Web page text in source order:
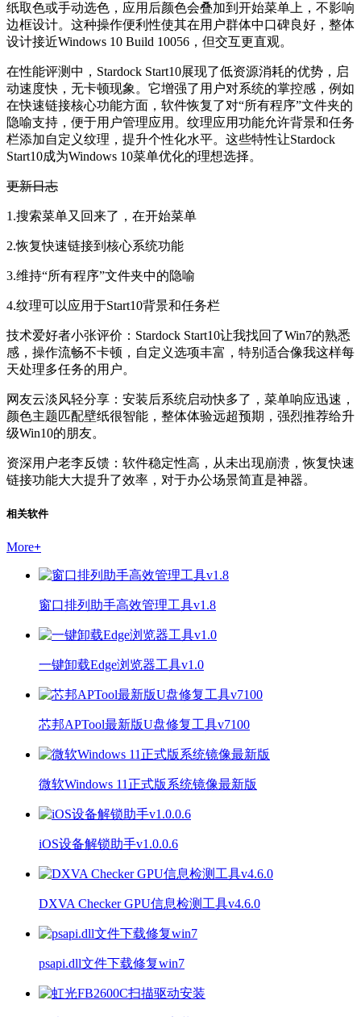
纸取色或手动选色，应用后颜色会叠加到开始菜单上，不影响
边框设计。这种操作便利性使其在用户群体中口碑良好，整体
设计接近Windows 10 Build 10056，但交互更直观。
在性能评测中，Stardock Start10展现了低资源消耗的优势，启
动速度快，无卡顿现象。它增强了用户对系统的掌控感，例如
在快速链接核心功能方面，软件恢复了对“所有程序”文件夹的
隐喻支持，便于用户管理应用。纹理应用功能允许背景和任务
栏添加自定义纹理，提升个性化水平。这些特性让Stardock
Start10成为Windows 10菜单优化的理想选择。
更新日志
1.搜索菜单又回来了，在开始菜单
2.恢复快速链接到核心系统功能
3.维持“所有程序”文件夹中的隐喻
4.纹理可以应用于Start10背景和任务栏
技术爱好者小张评价：Stardock Start10让我找回了Win7的熟悉
感，操作流畅不卡顿，自定义选项丰富，特别适合像我这样每
天处理多任务的用户。
网友云淡风轻分享：安装后系统启动快多了，菜单响应迅速，
颜色主题匹配壁纸很智能，整体体验远超预期，强烈推荐给升
级Win10的朋友。
资深用户老李反馈：软件稳定性高，从未出现崩溃，恢复快速
链接功能大大提升了效率，对于办公场景简直是神器。
相关软件
More+
窗口排列助手高效管理工具v1.8
一键卸载Edge浏览器工具v1.0
芯邦APTool最新版U盘修复工具v7100
微软Windows 11正式版系统镜像最新版
iOS设备解锁助手v1.0.0.6
DXVA Checker GPU信息检测工具v4.6.0
psapi.dll文件下载修复win7